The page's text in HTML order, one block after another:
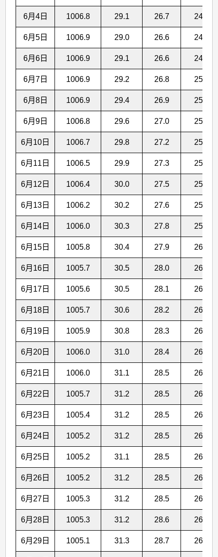
6月4日 1006.8 29.1 26.7 24.7
6月5日 1006.9 29.0 26.6 24.7
6月6日 1006.9 29.1 26.6 24.8
6月7日 1006.9 29.2 26.8 25.0
6月8日 1006.9 29.4 26.9 25.1
6月9日 1006.8 29.6 27.0 25.2
6月10日 1006.7 29.8 27.2 25.4
6月11日 1006.5 29.9 27.3 25.5
6月12日 1006.4 30.0 27.5 25.6
6月13日 1006.2 30.2 27.6 25.8
6月14日 1006.0 30.3 27.8 25.8
6月15日 1005.8 30.4 27.9 26.0
6月16日 1005.7 30.5 28.0 26.1
6月17日 1005.6 30.5 28.1 26.2
6月18日 1005.7 30.6 28.2 26.3
6月19日 1005.9 30.8 28.3 26.4
6月20日 1006.0 31.0 28.4 26.5
6月21日 1006.0 31.1 28.5 26.5
6月22日 1005.7 31.2 28.5 26.6
6月23日 1005.4 31.2 28.5 26.6
6月24日 1005.2 31.2 28.5 26.5
6月25日 1005.2 31.1 28.5 26.5
6月26日 1005.2 31.2 28.5 26.6
6月27日 1005.3 31.2 28.5 26.6
6月28日 1005.3 31.2 28.6 26.6
6月29日 1005.1 31.3 28.7 26.7